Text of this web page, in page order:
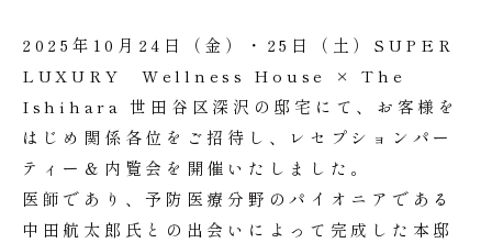
2025年10月24日（金）・25日（土）SUPER
LUXURY Wellness House × The
Ishihara 世田谷区深沢の邸宅にて、お客様を
はじめ関係各位をご招待し、レセプションパー
ティー＆内覧会を開催いたしました。
医師であり、予防医療分野のパイオニアである
中田航太郎氏との出会いによって完成した本邸